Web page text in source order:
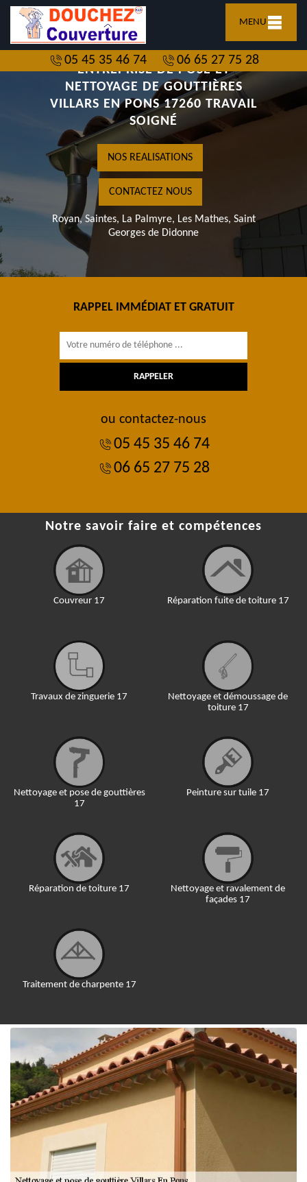
MENU
05 45 35 46 74 06 65 27 75 28
ENTREPRISE DE POSE ET
NETTOYAGE DE GOUTTIÈRES
VILLARS EN PONS 17260 TRAVAIL
SOIGNÉ
NOS REALISATIONS
CONTACTEZ NOUS
Royan, Saintes, La Palmyre, Les Mathes, Saint
Georges de Didonne
RAPPEL IMMÉDIAT ET GRATUIT
ou contactez-nous
05 45 35 46 74
06 65 27 75 28
Notre savoir faire et compétences
Couvreur 17
Travaux de zinguerie 17
Nettoyage et pose de gouttières
17
Réparation de toiture 17
Traitement de charpente 17
Réparation fuite de toiture 17
Nettoyage et démoussage de
toiture 17
Peinture sur tuile 17
Nettoyage et ravalement de
façades 17